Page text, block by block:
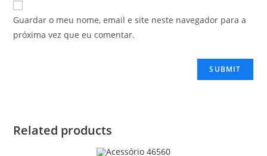
Guardar o meu nome, email e site neste navegador para a
próxima vez que eu comentar.
Related products